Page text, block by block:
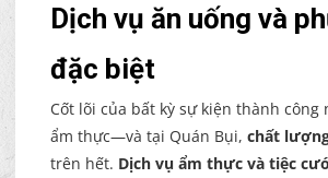
Dịch vụ ăn uống và
đặc biệt
Cốt lõi của bất kỳ sự kiện thành công
ẩm thực—và tại Quán Bụi, chất
trên hết. Dịch vụ ẩm thực và tiệc